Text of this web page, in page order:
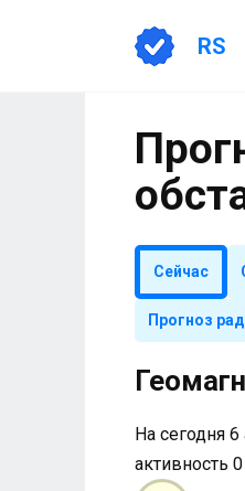
RS
Сейчас
Прогноз
На сегодня 6
активность